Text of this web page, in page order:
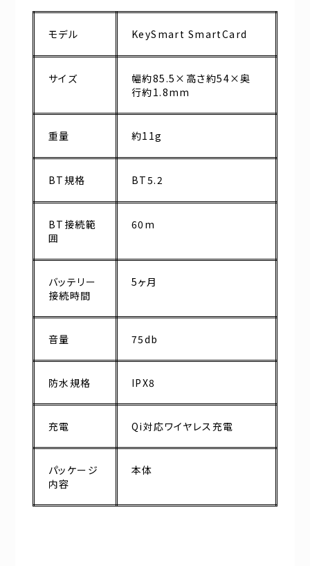
モデル KeySmart SmartCard
サイズ
幅約85.5×高さ約54×奥
行約1.8mm
重量 約11g
BT規格 BT5.2
BT接続範
囲
60m
バッテリー
接続時間
5ヶ月
音量 75db
防水規格 IPX8
充電 Qi対応ワイヤレス充電
パッケージ
内容
本体